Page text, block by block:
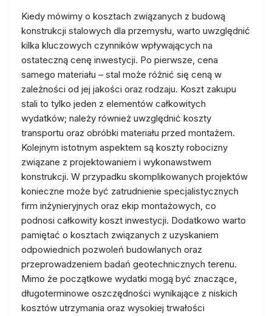
Kiedy mówimy o kosztach związanych z budową
konstrukcji stalowych dla przemysłu, warto uwzględnić
kilka kluczowych czynników wpływających na
ostateczną cenę inwestycji. Po pierwsze, cena
samego materiału – stal może różnić się ceną w
zależności od jej jakości oraz rodzaju. Koszt zakupu
stali to tylko jeden z elementów całkowitych
wydatków; należy również uwzględnić koszty
transportu oraz obróbki materiału przed montażem.
Kolejnym istotnym aspektem są koszty robocizny
związane z projektowaniem i wykonawstwem
konstrukcji. W przypadku skomplikowanych projektów
konieczne może być zatrudnienie specjalistycznych
firm inżynieryjnych oraz ekip montażowych, co
podnosi całkowity koszt inwestycji. Dodatkowo warto
pamiętać o kosztach związanych z uzyskaniem
odpowiednich pozwoleń budowlanych oraz
przeprowadzeniem badań geotechnicznych terenu.
Mimo że początkowe wydatki mogą być znaczące,
długoterminowe oszczędności wynikające z niskich
kosztów utrzymania oraz wysokiej trwałości